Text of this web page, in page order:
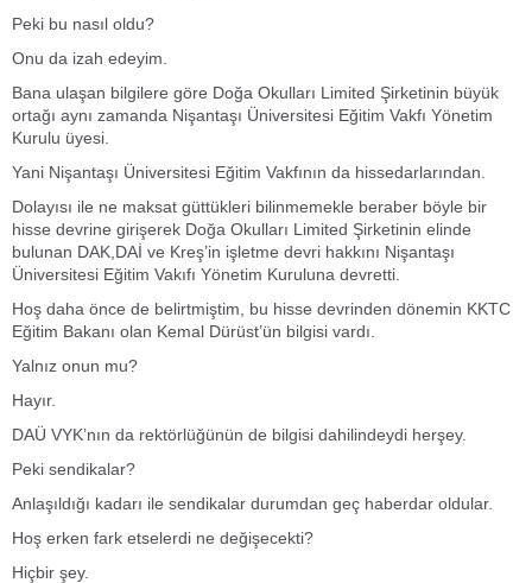
Peki bu nasıl oldu?
Onu da izah edeyim.
Bana ulaşan bilgilere göre Doğa Okulları Limited Şirketinin büyük
ortağı aynı zamanda Nişantaşı Üniversitesi Eğitim Vakfı Yönetim
Kurulu üyesi.
Yani Nişantaşı Üniversitesi Eğitim Vakfının da hissedarlarından.
Dolayısı ile ne maksat güttükleri bilinmemekle beraber böyle bir
hisse devrine girişerek Doğa Okulları Limited Şirketinin elinde
bulunan DAK,DAİ ve Kreş’in işletme devri hakkını Nişantaşı
Üniversitesi Eğitim Vakıfı Yönetim Kuruluna devretti.
Hoş daha önce de belirtmiştim, bu hisse devrinden dönemin KKTC
Eğitim Bakanı olan Kemal Dürüst’ün bilgisi vardı.
Yalnız onun mu?
Hayır.
DAÜ VYK’nın da rektörlüğünün de bilgisi dahilindeydi herşey.
Peki sendikalar?
Anlaşıldığı kadarı ile sendikalar durumdan geç haberdar oldular.
Hoş erken fark etselerdi ne değişecekti?
Hiçbir şey.